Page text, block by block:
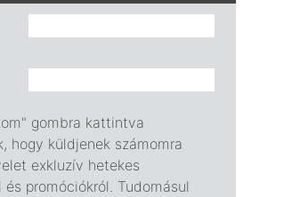
gombra kattintva
hogy küldjenek számomra
exkluzív hetekes
promóciókról. Tudomásul